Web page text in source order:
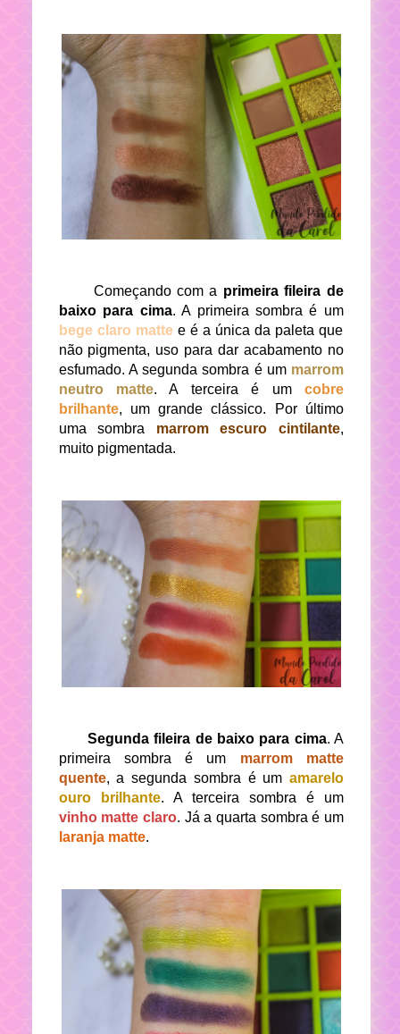
Começando com a primeira fileira de
baixo para cima. A primeira sombra é um
bege claro mattee é a única da paleta que
não pigmenta, uso para dar acabamento no
esfumado. A segunda sombra é ummarrom
neutro matte. A terceira é um cobre
brilhante, um grande clássico. Por último
uma sombra marrom escuro cintilante,
muito pigmentada.
Segunda fileira de baixo para cima. A
primeira sombra é um marrom matte
quente, a segunda sombra é um amarelo
ouro brilhante. A terceira sombra é um
vinho matte claro. Já a quarta sombra é um
laranja matte.